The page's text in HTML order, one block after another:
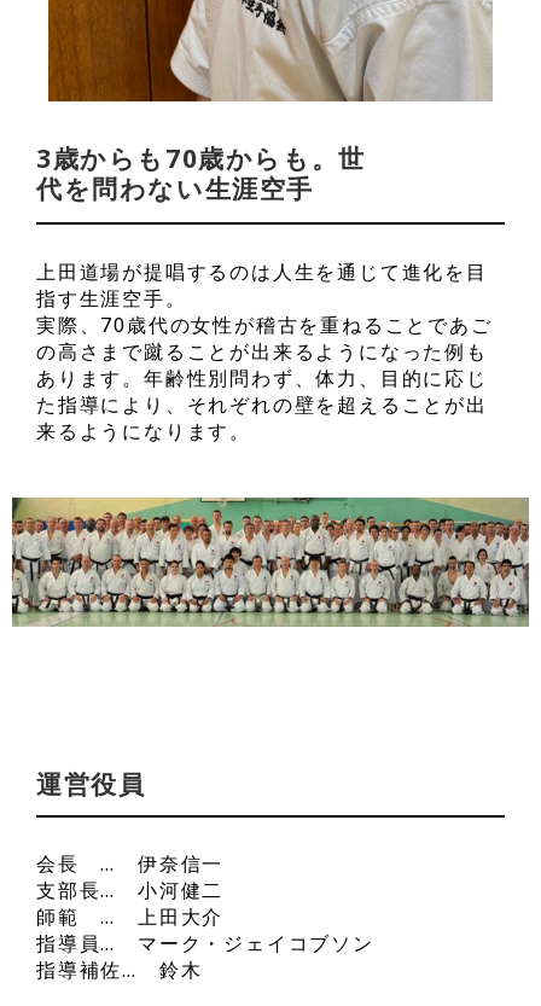
3歳からも70歳からも。世
代を問わない生涯空手
上田道場が提唱するのは人生を通じて進化を目
指す生涯空手。
実際、70歳代の女性が稽古を重ねることであご
の高さまで蹴ることが出来るようになった例も
あります。年齢性別問わず、体力、目的に応じ
た指導により、それぞれの壁を超えることが出
来るようになります。
運営役員
会長 … 伊奈信一
支部長… 小河健二
師範 … 上田大介
指導員… マーク・ジェイコブソン
指導補佐… 鈴木